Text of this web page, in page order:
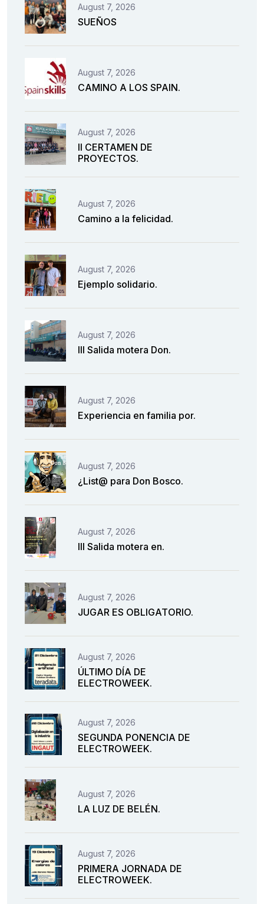
August 7, 2026
SUEÑOS
August 7, 2026
CAMINO A LOS SPAIN.
August 7, 2026
II CERTAMEN DE
PROYECTOS.
August 7, 2026
Camino a la felicidad.
August 7, 2026
Ejemplo solidario.
August 7, 2026
III Salida motera Don.
August 7, 2026
Experiencia en familia por.
August 7, 2026
¿List@ para Don Bosco.
August 7, 2026
III Salida motera en.
August 7, 2026
JUGAR ES OBLIGATORIO.
August 7, 2026
ÚLTIMO DÍA DE
ELECTROWEEK.
August 7, 2026
SEGUNDA PONENCIA DE
ELECTROWEEK.
August 7, 2026
LA LUZ DE BELÉN.
August 7, 2026
PRIMERA JORNADA DE
ELECTROWEEK.